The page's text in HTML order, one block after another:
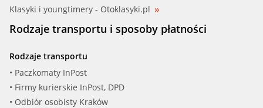
Klasyki i youngtimery - Otoklasyki.pl
Rodzaje transportu i sposoby płatności
Rodzaje transportu
• Paczkomaty InPost
• Firmy kurierskie InPost, DPD
• Odbiór osobisty Kraków